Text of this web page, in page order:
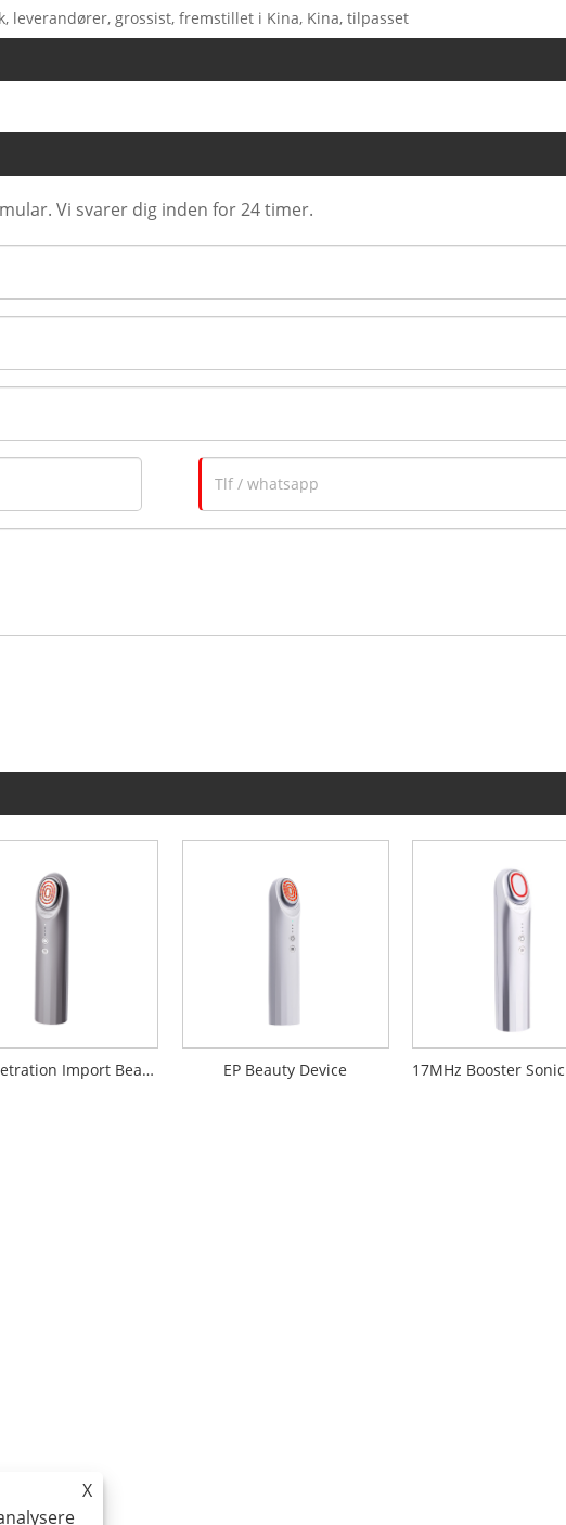
leverandører, grossist, fremstillet i Kina, Kina, tilpasset
Vi svarer dig inden for 24 timer.
EP Penetration Import Beauty Device EP Beauty Device
X